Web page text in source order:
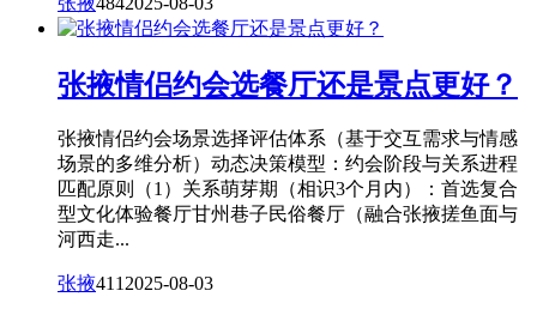
张掖情侣约会选餐厅还是景点更好？
张掖情侣约会场景选择评估体系（基于交互需求与情感
场景的多维分析）动态决策模型：约会阶段与关系进程
匹配原则（1）关系萌芽期（相识3个月内）：首选复合
型文化体验餐厅甘州巷子民俗餐厅（融合张掖搓鱼面与
河西走...
张掖4112025-08-03